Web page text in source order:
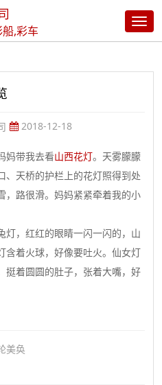
,彩车
2018-12-18
妈带我去看山西花灯。天雾朦朦
、天桥的护栏上的花灯照得到处
，路很滑。妈妈紧紧牵着我的小
灯，红红的眼睛一闪一闪的，山
含着火球，好像要吐火。仙女灯
挺着圆圆的肚子，张着大嘴，好
美奂